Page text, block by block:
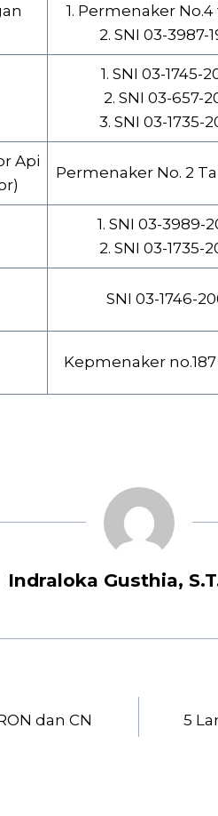
1. Permenaker No.4
2. SNI 03-3987-
1. SNI 03-1745-
2. SNI 03-657-
3. SNI 03-1735-
Api
Permenaker No. 2
1. SNI 03-3989-
2. SNI 03-1735-
SNI 03-1746-
Kepmenaker no.187
Indraloka Gusthia,
dan CN
5